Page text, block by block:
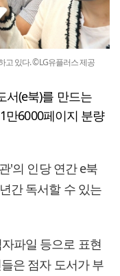
고 있다. ©LG유플러스 제공
서(e북)를 만드는
만6000페이지 분량
'의 인당 연간 e북
간 독서할 수 있는
파일 등으로 표현
은 점자 도서가 부